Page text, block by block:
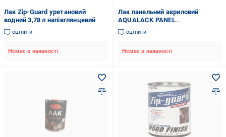
Лак Zip-Guard уретановий
водний 3,78 л напівглянцевий
оцінити
Немає в наявності
Лак панельний акриловий
AQUALACK PANEL
напівглянцевий 10 л (4068)
оцінити
Немає в наявності